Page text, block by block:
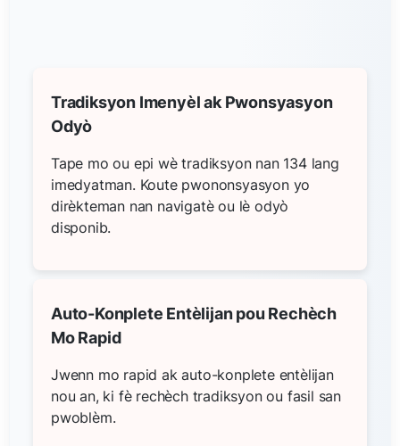
Tradiksyon Imenyèl ak Pwonsyasyon
Odyò
Tape mo ou epi wè tradiksyon nan 134 lang
imedyatman. Koute pwononsyasyon yo
dirèkteman nan navigatè ou lè odyò
disponib.
Auto-Konplete Entèlijan pou Rechèch
Mo Rapid
Jwenn mo rapid ak auto-konplete entèlijan
nou an, ki fè rechèch tradiksyon ou fasil san
pwoblèm.